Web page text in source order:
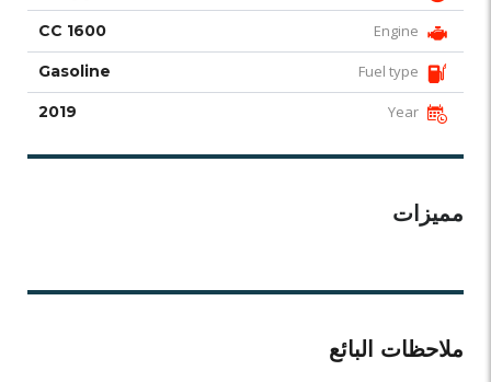
1600 CC
Gasoline
2019
مميزات
ملاحظات البائع